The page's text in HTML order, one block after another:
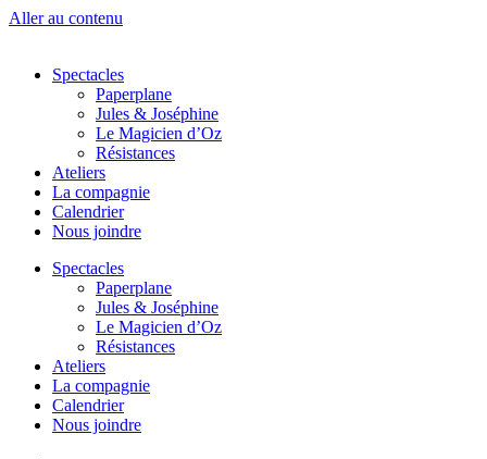
Aller au contenu
Spectacles
Paperplane
Jules & Joséphine
Le Magicien d’Oz
Résistances
Ateliers
La compagnie
Calendrier
Nous joindre
Spectacles
Paperplane
Jules & Joséphine
Le Magicien d’Oz
Résistances
Ateliers
La compagnie
Calendrier
Nous joindre